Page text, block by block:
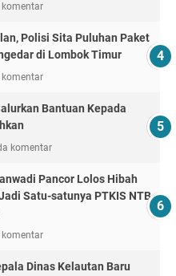
Polisi Sita Puluhan Paket
di Lombok Timur
Bantuan Kepada
komentar
Pancor Lolos Hibah
Satu-satunya PTKIS NTB
Dinas Kelautan Baru